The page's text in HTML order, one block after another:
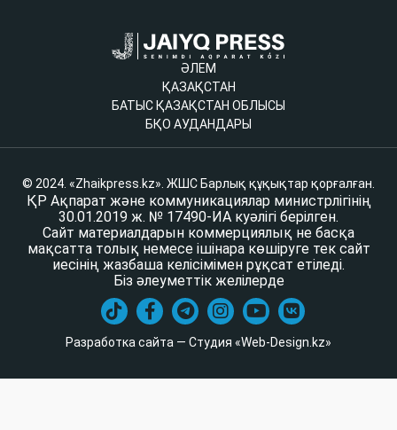
ӘЛЕМ
ҚАЗАҚСТАН
БАТЫС ҚАЗАҚСТАН ОБЛЫСЫ
БҚО АУДАНДАРЫ
© 2024. «Zhaikpress.kz». ЖШС Барлық құқықтар қорғалған.
ҚР Ақпарат және коммуникациялар министрлігінің
30.01.2019 ж. № 17490-ИА куәлігі берілген.
Сайт материалдарын коммерциялық не басқа
мақсатта толық немесе ішінара көшіруге тек сайт
иесінің жазбаша келісімімен рұқсат етіледі.
Біз әлеуметтік желілерде
Разработка сайта — Студия «Web-Design.kz»